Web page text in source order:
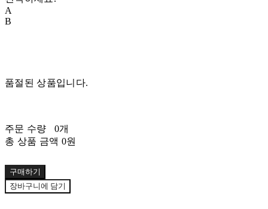
A
B
품절된 상품입니다.
주문 수량
0개
총 상품 금액 0원
구매하기
장바구니에 담기